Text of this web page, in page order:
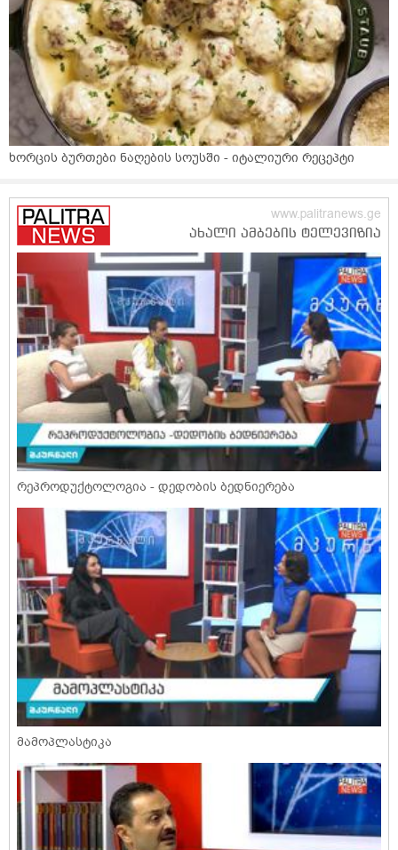
ხორცის ბურთები ნაღების სოუსში - იტალიური რეცეპტი
რეპროდუქტოლოგია - დედობის ბედნიერება
მამოპლასტიკა